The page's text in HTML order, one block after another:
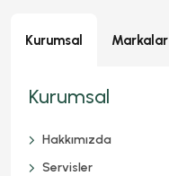
Kurumsal Markalar
Kurumsal
Hakkımızda
Servisler